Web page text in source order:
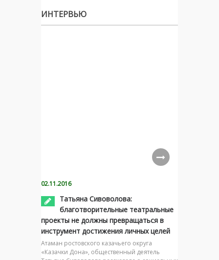
ИНТЕРВЬЮ
02.11.2016
Татьяна Сивоволова:
благотворительные театральные
проекты не должны превращаться в
инструмент достижения личных целей
Атаман ростовского казачьего округа
«Казачки Дона», общественный деятель